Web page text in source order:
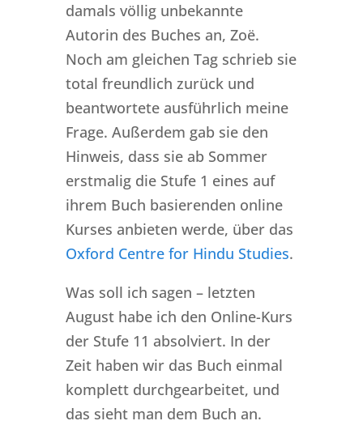
damals völlig unbekannte
Autorin des Buches an, Zoë.
Noch am gleichen Tag schrieb sie
total freundlich zurück und
beantwortete ausführlich meine
Frage. Außerdem gab sie den
Hinweis, dass sie ab Sommer
erstmalig die Stufe 1 eines auf
ihrem Buch basierenden online
Kurses anbieten werde, über das
Oxford Centre for Hindu Studies.
Was soll ich sagen – letzten
August habe ich den Online-Kurs
der Stufe 11 absolviert. In der
Zeit haben wir das Buch einmal
komplett durchgearbeitet, und
das sieht man dem Buch an.